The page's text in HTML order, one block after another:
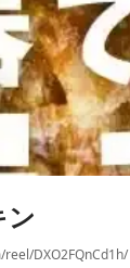
ン
DXO2FQnCd1h/